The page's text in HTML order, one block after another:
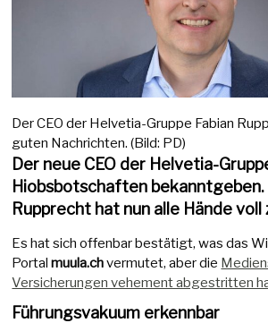
Der CEO der Helvetia-Gruppe Fabian
guten Nachrichten. (Bild: PD)
Der neue CEO der Helvetia-
Hiobsbotschaften bekanntgeben.
Rupprecht hat nun alle Hände voll
Es hat sich offenbar bestätigt, was das
Portalmuula.chvermutet, aber die
Versicherungen vehement abgestritten
Führungsvakuum erkennbar